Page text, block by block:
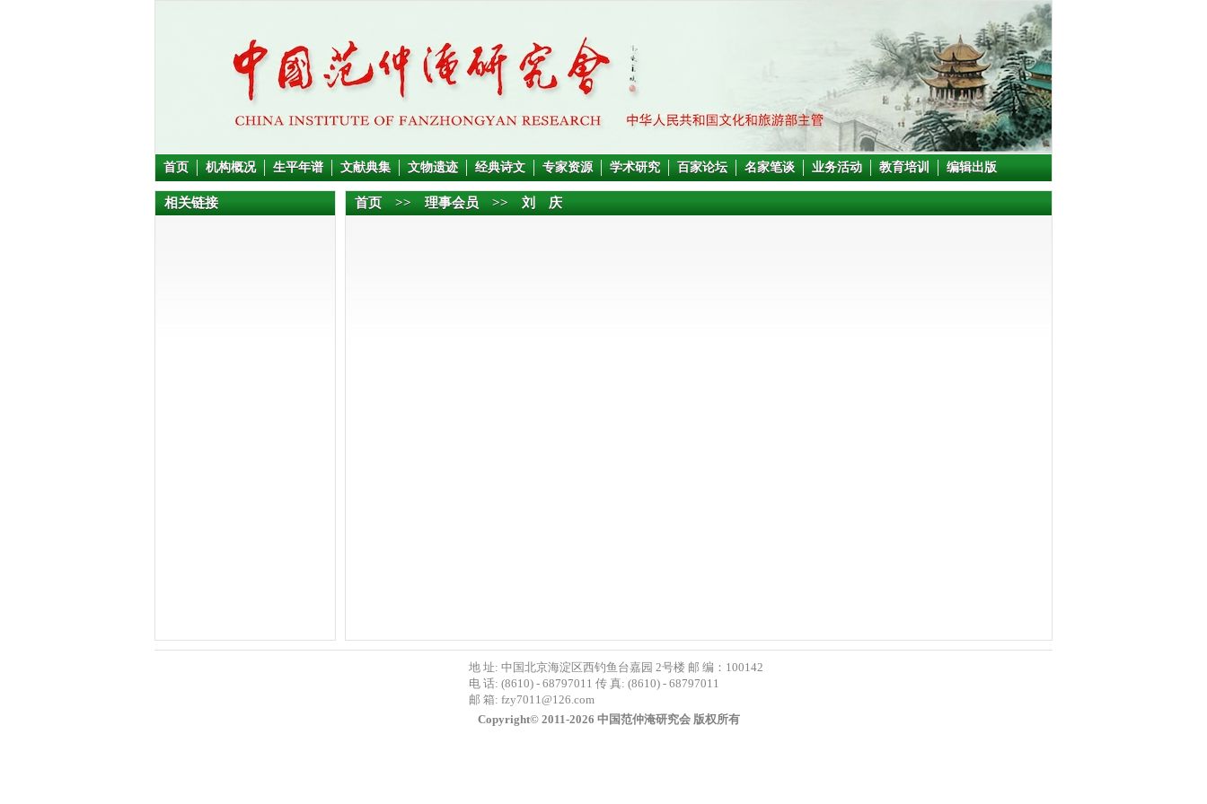
首页 机构概况 生平年谱 文献典集 文物遗迹 经典诗文 专家资源 学术研究 百家论坛 名家笔谈 业务活动 教育培训 编辑出版
相关链接 首页 >> 理事会员 >> 刘 庆
地 址: 中国北京海淀区西钓鱼台嘉园 2号楼 邮 编：100142
电 话: (8610) - 68797011 传 真: (8610) - 68797011
邮 箱: fzy7011@126.com
Copyright© 2011-2026 中国范仲淹研究会 版权所有